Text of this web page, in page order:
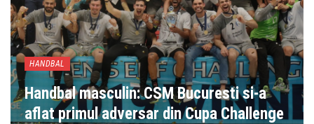
HANDBAL
Handbal masculin: CSM Bucuresti si-a
aflat primul adversar din Cupa Challenge